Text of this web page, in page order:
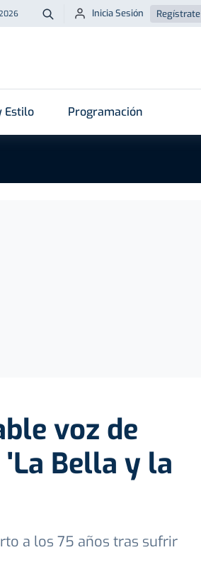
Buscar
Inicia Sesión Regístrate
Estilo Programación
voz de
Bella y la
a los 75 años tras sufrir